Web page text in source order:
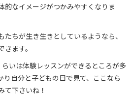
的なイメージがつかみやすくなりま
ちが生き生きとしているようなら、
ます。
いは体験レッスンができるところが多
り自分と子どもの目で見て、ここなら
て下さいね！